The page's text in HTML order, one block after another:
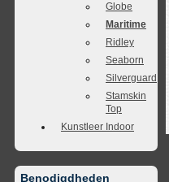
Globe
Maritime
Ridley
Seaborn
Silverguard
Stamskin
Top
Kunstleer Indoor
Benodigdheden